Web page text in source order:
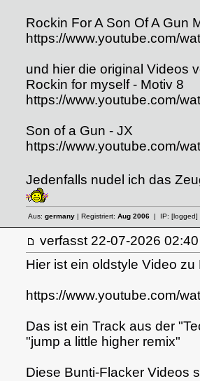
Rockin For A Son Of A Gun
https://www.youtube.com/
und hier die original Videos
Rockin for myself - Motiv 8
https://www.youtube.com/
Son of a Gun - JX
https://www.youtube.com/
Jedenfalls nudel ich das
Aus: germany| Registriert: Aug 2006| IP: [logged]
verfasst 22-07-2026
Hier ist ein oldstyle Video
https://www.youtube.com/
Das ist ein Track aus der
"jump a little higher remix"
Diese Bunti-Flacker Videos